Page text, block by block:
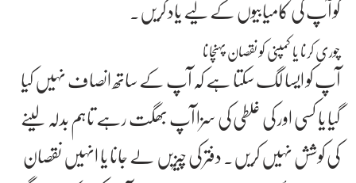
کو آپ کی کامیابیوں کے لیے یاد کریں۔
چوری کرنا یا کمپنی کو نقصان پہنچانا
آپ کو ایسا لگ سکتا ہے کہ آپ کے ساتھ انصاف نہیں کیا
گیا یا کسی اور کی غلطی کی سزا آپ بھگت رہے تاہم بدلہ لینے
کی کوشش نہیں کریں۔ دفتر کی چیزیں لے جانا یا انہیں نقصان